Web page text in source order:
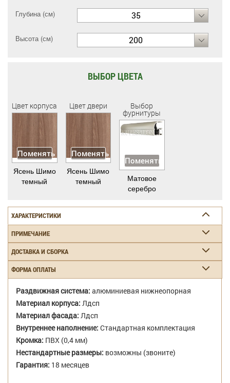
Глубина (см) 35
Высота (см) 200
ВЫБОР ЦВЕТА
Цвет корпуса
Поменять
Ясень Шимо
темный
Цвет двери
Поменять
Ясень Шимо
темный
Выбор
фурнитуры
Поменять
Матовое
серебро
ХАРАКТЕРИСТИКИ
ПРИМЕЧАНИЕ
ДОСТАВКА И СБОРКА
ФОРМА ОПЛАТЫ
Раздвижная система: алюминиевая нижнеопорная
Материал корпуса: Лдсп
Материал фасада: Лдсп
Внутреннее наполнение: Стандартная комплектация
Кромка: ПВХ (0,4 мм)
Нестандартные размеры: возможны (звоните)
Гарантия: 18 месяцев